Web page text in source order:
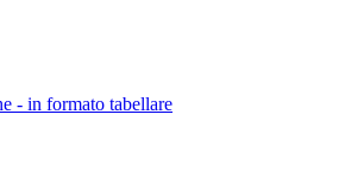
- in formato tabellare